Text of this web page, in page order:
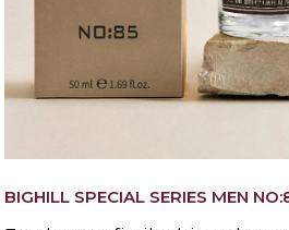
BIGHILL SPECIAL SERIES MEN